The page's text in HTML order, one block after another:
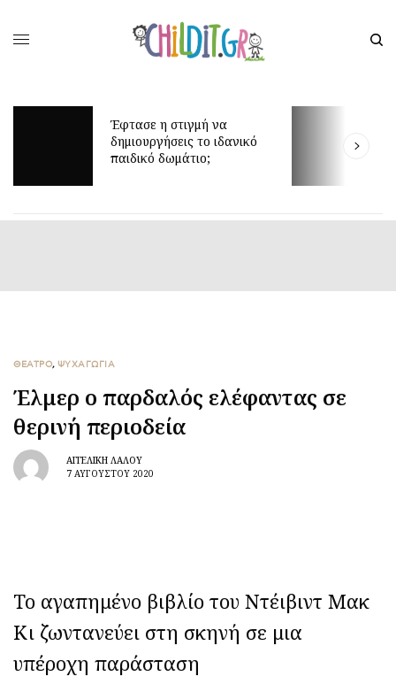
Έφτασε η στιγμή να
δημιουργήσεις το ιδανικό
παιδικό δωμάτιο;
ΘΕΑΤΡΟ, ΨΥΧΑΓΩΓΙΑ
Έλμερ ο παρδαλός ελέφαντας σε
θερινή περιοδεία
ΑΓΓΕΛΙΚΉ ΛΆΛΟΥ
7 ΑΥΓΟΎΣΤΟΥ 2020
Το αγαπημένο βιβλίο του Ντέιβιντ Μακ
Κι ζωντανεύει στη σκηνή σε μια
υπέροχη παράσταση